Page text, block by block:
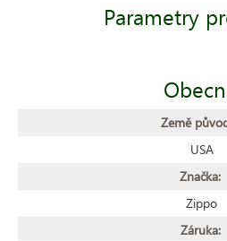
Parametry
Země
USA
Značka:
Zippo
Záruka: